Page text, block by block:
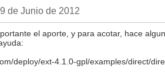
de Junio de 2012
el aporte, y para acotar, hace
deploy/ext-4.1.0-gpl/examples/direct/